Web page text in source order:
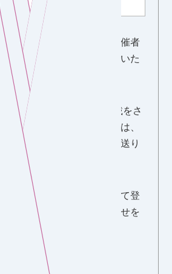
たは開催後の理事会等、主催者
ご挨拶のため、出席させていた
影を行い、ブログへの掲載をさ
ブログ原稿チェックの際は、
ただいた担当者様へ直接お送り
ます。
対象となったマンションにて登
社メールアドレスへお知らせを
きます。